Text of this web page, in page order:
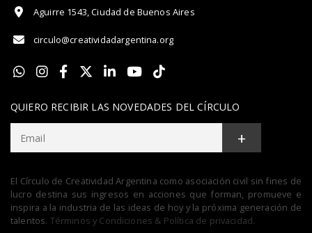
Aguirre 1543, Ciudad de Buenos Aires
circulo@creatividadargentina.org
QUIERO RECIBIR LAS NOVEDADES DEL CÍRCULO
+
El Círculo de Creatividad Argentina como asociación civil sin fines de
lucro destina sus ingresos en acciones que forman, promueve e
inspira a la industria de las ideas de hoy y la próxima generación de
talentos. Términos y Condiciones & Política de privacidad.